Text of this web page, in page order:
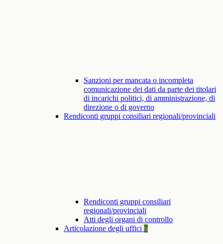
Sanzioni per mancata o incompleta
comunicazione dei dati da parte dei titolari
di incarichi politici, di amministrazione, di
direzione o di governo
Rendiconti gruppi consiliari regionali/provinciali
Rendiconti gruppi consiliari
regionali/provinciali
Atti degli organi di controllo
Articolazione degli uffici 7